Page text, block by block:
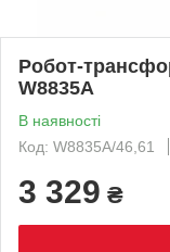
Робот-
W8835A
В наявності
Код: W8835A/46,61
3 329 ₴